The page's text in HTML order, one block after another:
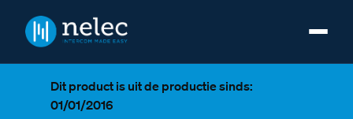
Dit product is uit de productie sinds:
01/01/2016